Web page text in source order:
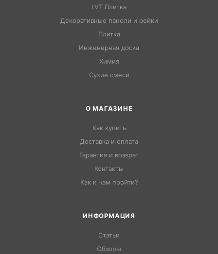
LVT Плитка
Декоративные панели и рейки
Плитка
Инженерная доска
Химия
Сухие смеси
О МАГАЗИНЕ
Как купить
Доставка и оплата
Гарантия и возврат
Контакты
Как к нам пройти?
ИНФОРМАЦИЯ
Статьи
Обзоры